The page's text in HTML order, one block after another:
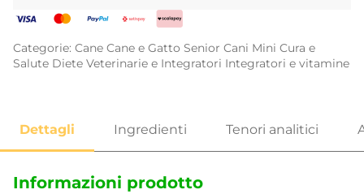
Categorie: Cane Cane e Gatto Senior Cani Mini Cura e
Salute Diete Veterinarie e Integratori Integratori e vitamine
Informazioni prodotto